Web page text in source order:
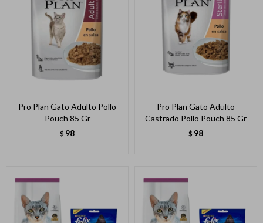
Pro Plan Gato Adulto Pollo
Pouch 85 Gr
$ 98
Pro Plan Gato Adulto
Castrado Pollo Pouch 85 Gr
$ 98